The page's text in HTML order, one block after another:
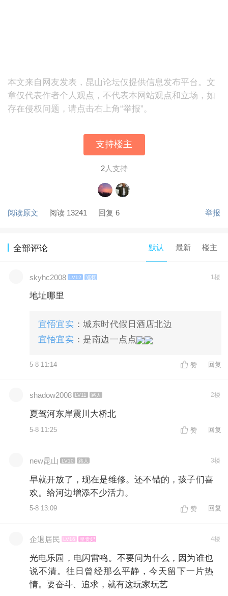
本文来自网友发表，昆山论坛仅提供信息发布平台。文
章仅代表作者个人观点，不代表本网站观点和立场，如
存在侵权问题，请点击右上角“举报”。
支持楼主
2人支持
阅读原文 阅读 13241 回复 6 举报
全部评论 默认 最新 楼主
skyhc2008 LV12 巡抚 1楼
地址哪里
宜悟宜实 ：城东时代假日酒店北边
宜悟宜实 ：是南边一点点
5-8 11:14 赞 回复
shadow2008 LV11 路人 2楼
夏驾河东岸震川大桥北
5-8 11:25 赞 回复
new昆山 LV10 路人 3楼
早就开放了，现在是维修。还不错的，孩子们喜
欢。给河边增添不少活力。
5-8 13:09 赞 回复
企退居民 LV16 皇贵妃 4楼
光电乐园，电闪雷鸣。不要问为什么，因为谁也
说不清。往日曾经那么平静，今天留下一片热
情。要奋斗、追求，就有这玩家玩艺